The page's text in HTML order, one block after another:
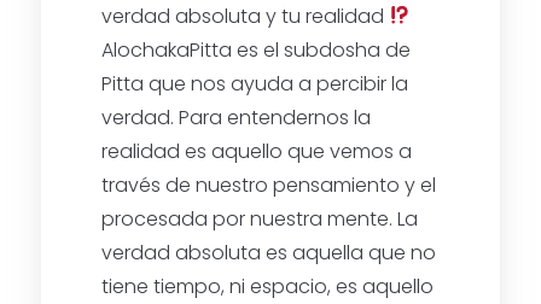
verdad absoluta y tu realidad
AlochakaPitta es el subdosha de
Pitta que nos ayuda a percibir la
verdad. Para entendernos la
realidad es aquello que vemos a
través de nuestro pensamiento y el
procesada por nuestra mente. La
verdad absoluta es aquella que no
tiene tiempo, ni espacio, es aquello